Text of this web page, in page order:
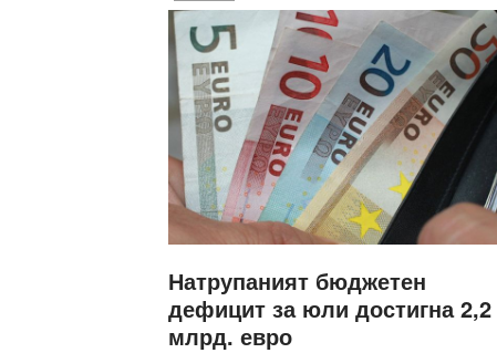
Натрупаният бюджетен
дефицит за юли достигна 2,2
млрд. евро